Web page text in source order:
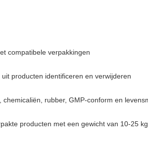
compatibele verpakkingen
producten identificeren en verwijderen
rubber, GMP-conform en
producten met een gewicht van 10-25